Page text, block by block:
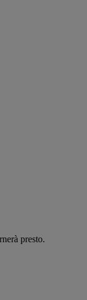
presto.